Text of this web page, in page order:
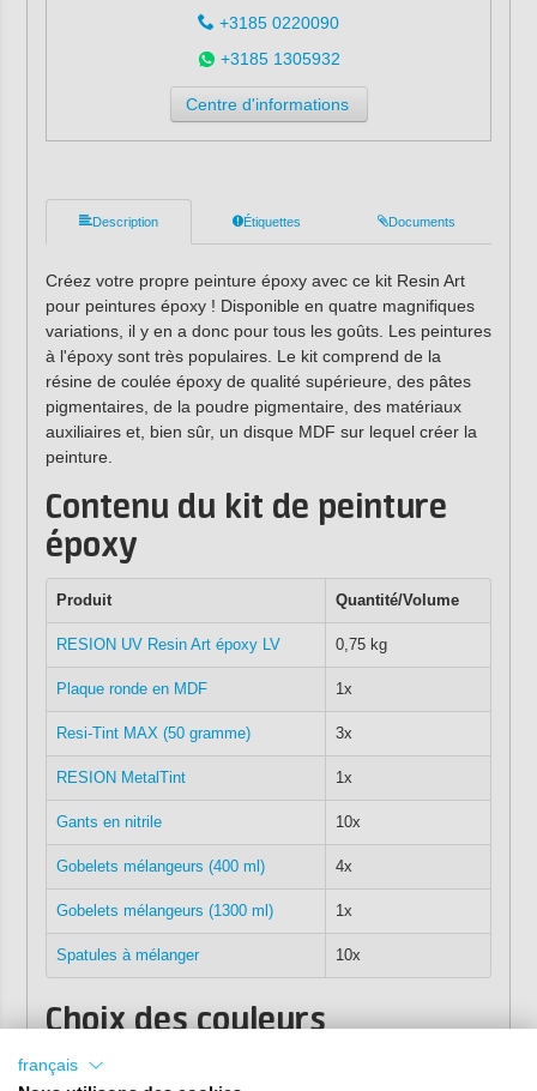
+3185 0220090
+3185 1305932
Centre d'informations
Description Étiquettes Documents
Créez votre propre peinture époxy avec ce kit Resin Art
pour peintures époxy ! Disponible en quatre magnifiques
variations, il y en a donc pour tous les goûts. Les peintures
à l'époxy sont très populaires. Le kit comprend de la
résine de coulée époxy de qualité supérieure, des pâtes
pigmentaires, de la poudre pigmentaire, des matériaux
auxiliaires et, bien sûr, un disque MDF sur lequel créer la
peinture.
Contenu du kit de peinture
époxy
Produit Quantité/Volume
RESION UV Resin Art époxy LV 0,75 kg
Plaque ronde en MDF 1x
Resi-Tint MAX (50 gramme) 3x
RESION MetalTint 1x
Gants en nitrile 10x
Gobelets mélangeurs (400 ml) 4x
Gobelets mélangeurs (1300 ml) 1x
Spatules à mélanger 10x
Choix des couleurs
Notre ensemble de peinture époxy est disponible dans les
français